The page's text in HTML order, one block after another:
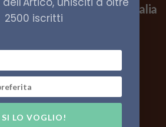
l’ambiente. IREOS a “Italia
2500 iscritti
SI LO VOGLIO!